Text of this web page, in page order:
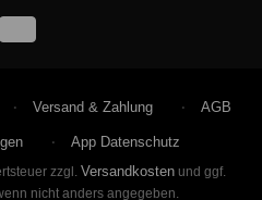
Versand & Zahlung AGB
App Datenschutz
zzgl. Versandkostenund ggf.
nicht anders angegeben.